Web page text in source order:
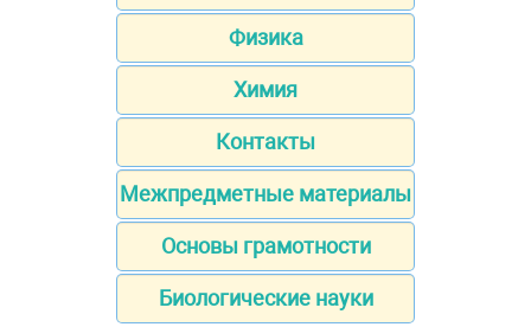
Физика
Химия
Контакты
Межпредметные материалы
Основы грамотности
Биологические науки